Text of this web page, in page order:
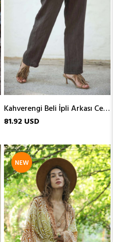
Kahverengi Beli İpli Arkası Cepli Keten Pantolon
81.92 USD
NEW
ITEM